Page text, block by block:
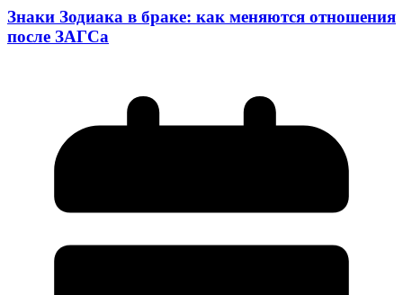
Знаки Зодиака в браке: как меняются отношения
после ЗАГСа